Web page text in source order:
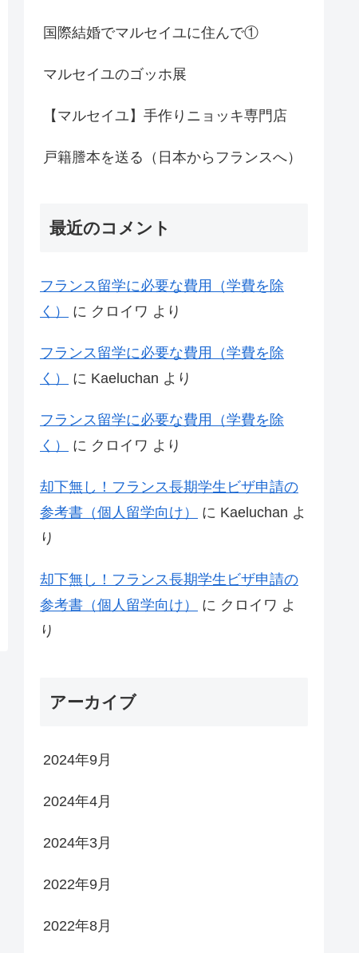
国際結婚でマルセイユに住んで①
マルセイユのゴッホ展
【マルセイユ】手作りニョッキ専門店
戸籍謄本を送る（日本からフランスへ）
最近のコメント
フランス留学に必要な費用（学費を除
く）
に クロイワ より
フランス留学に必要な費用（学費を除
く）
に Kaeluchan より
フランス留学に必要な費用（学費を除
く）
に クロイワ より
却下無し！フランス長期学生ビザ申請の
参考書（個人留学向け）
に Kaeluchan よ
り
却下無し！フランス長期学生ビザ申請の
参考書（個人留学向け）
に クロイワ よ
り
アーカイブ
2024年9月
2024年4月
2024年3月
2022年9月
2022年8月